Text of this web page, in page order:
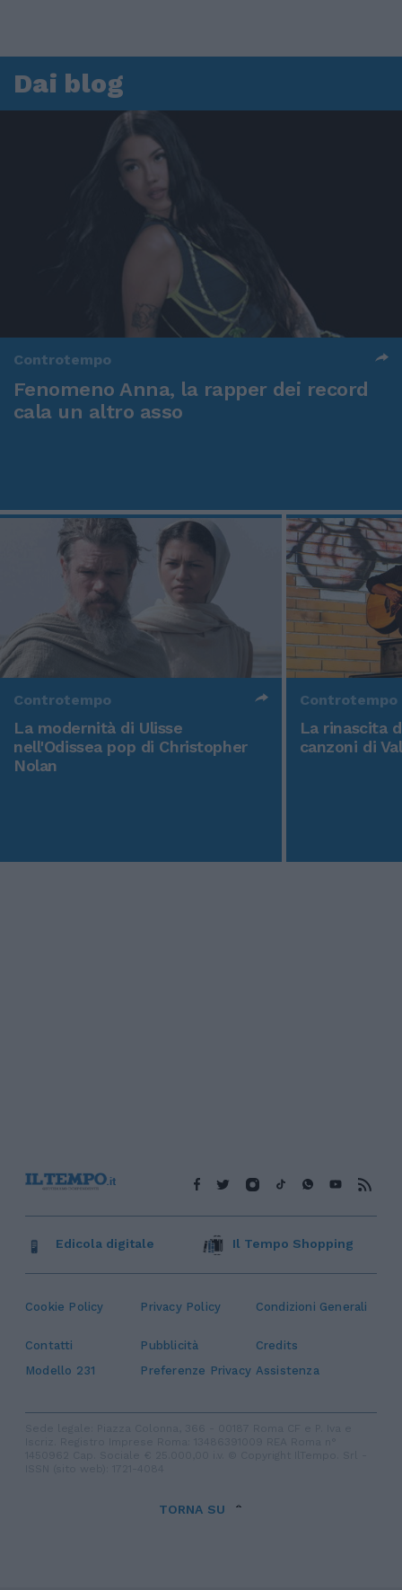
Dai blog
Controtempo
Fenomeno Anna, la rapper dei record
cala un altro asso
Controtempo
La modernità di Ulisse
nell'Odissea pop di Christopher
Nolan
Controtempo
La rinascita
canzoni di
Cookie Policy Privacy Policy Condizioni Generali
Contatti Pubblicità
Credits
Modello 231
Preferenze Privacy Assistenza
Edicola digitale Il Tempo Shopping
TORNA SU